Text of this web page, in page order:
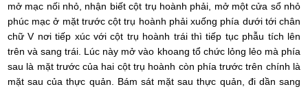
mở mạc nối nhỏ, nhận biết cột trụ hoành phải, mở một cửa sổ nhỏ
phúc mạc ở mặt trước cột trụ hoành phải xuống phía dưới tới chân
chữ V nơi tiếp xúc với cột trụ hoành trái thì tiếp tục phẫu tích lên
trên và sang trái. Lúc này mở vào khoang tổ chức lỏng lẻo mà phía
sau là mặt trước của hai cột trụ hoành còn phía trước trên chính là
mặt sau của thực quản. Bám sát mặt sau thực quản, đi dần sang